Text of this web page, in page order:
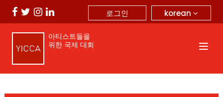
korean
로그인
아티스트들을
위한 국제 대회